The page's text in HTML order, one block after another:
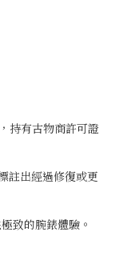
持有古物商許可證
註出經過修復或更
致的腕錶體驗。